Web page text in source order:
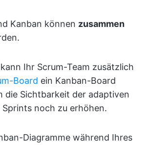
Kanban können zusammen
Ihr Scrum-Team zusätzlich
Board ein Kanban-Board
die Sichtbarkeit der adaptiven
noch zu erhöhen.
Diagramme während Ihres